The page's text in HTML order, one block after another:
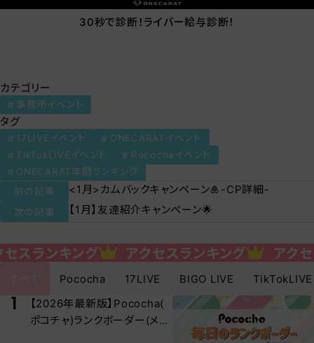
30秒で診断！ライバー給与診断！
カテゴリー
事務所イベント
タグ
17LIVEイベント
ONECARATイベント
TikTokLIVEイベント
Pocochaイベント
ONECARAT年間ランキング
前の記事
<1月>カムバックキャンペーン🎍-CP詳細-
次の記事 【1月】友達紹介キャンペーン🌟
ング アクセスランキング アクセスランキ
Pococha 17LIVE BIGO LIVE TikTokLIVE
1
【2026年最新版】Pococha(
ポコチャ)ランクボーダー(メー